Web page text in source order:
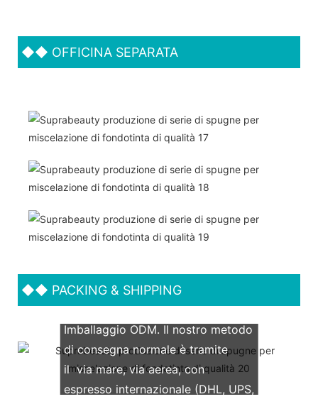
◆◆ OFFICINA SEPARATA
◆◆ PACKING & SHIPPING
Supportiamo entrambi gli OEM &
Imballaggio ODM. Il nostro metodo
di consegna normale è tramite
il via mare, via aerea, con
espresso internazionale (DHL, UPS,